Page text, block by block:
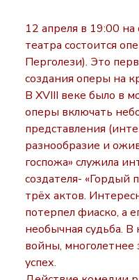
12 апреля в 19:00 на
театра состоится
Перголези). Это
создания оперы на
ВXVIII веке было в
оперы включать
представления
разнообразие и
госпожа» служила
создателя- «Гордый
трёх актов.
потерпел фиаско, а
необычная судьба.
войны, многолетнее
успех.